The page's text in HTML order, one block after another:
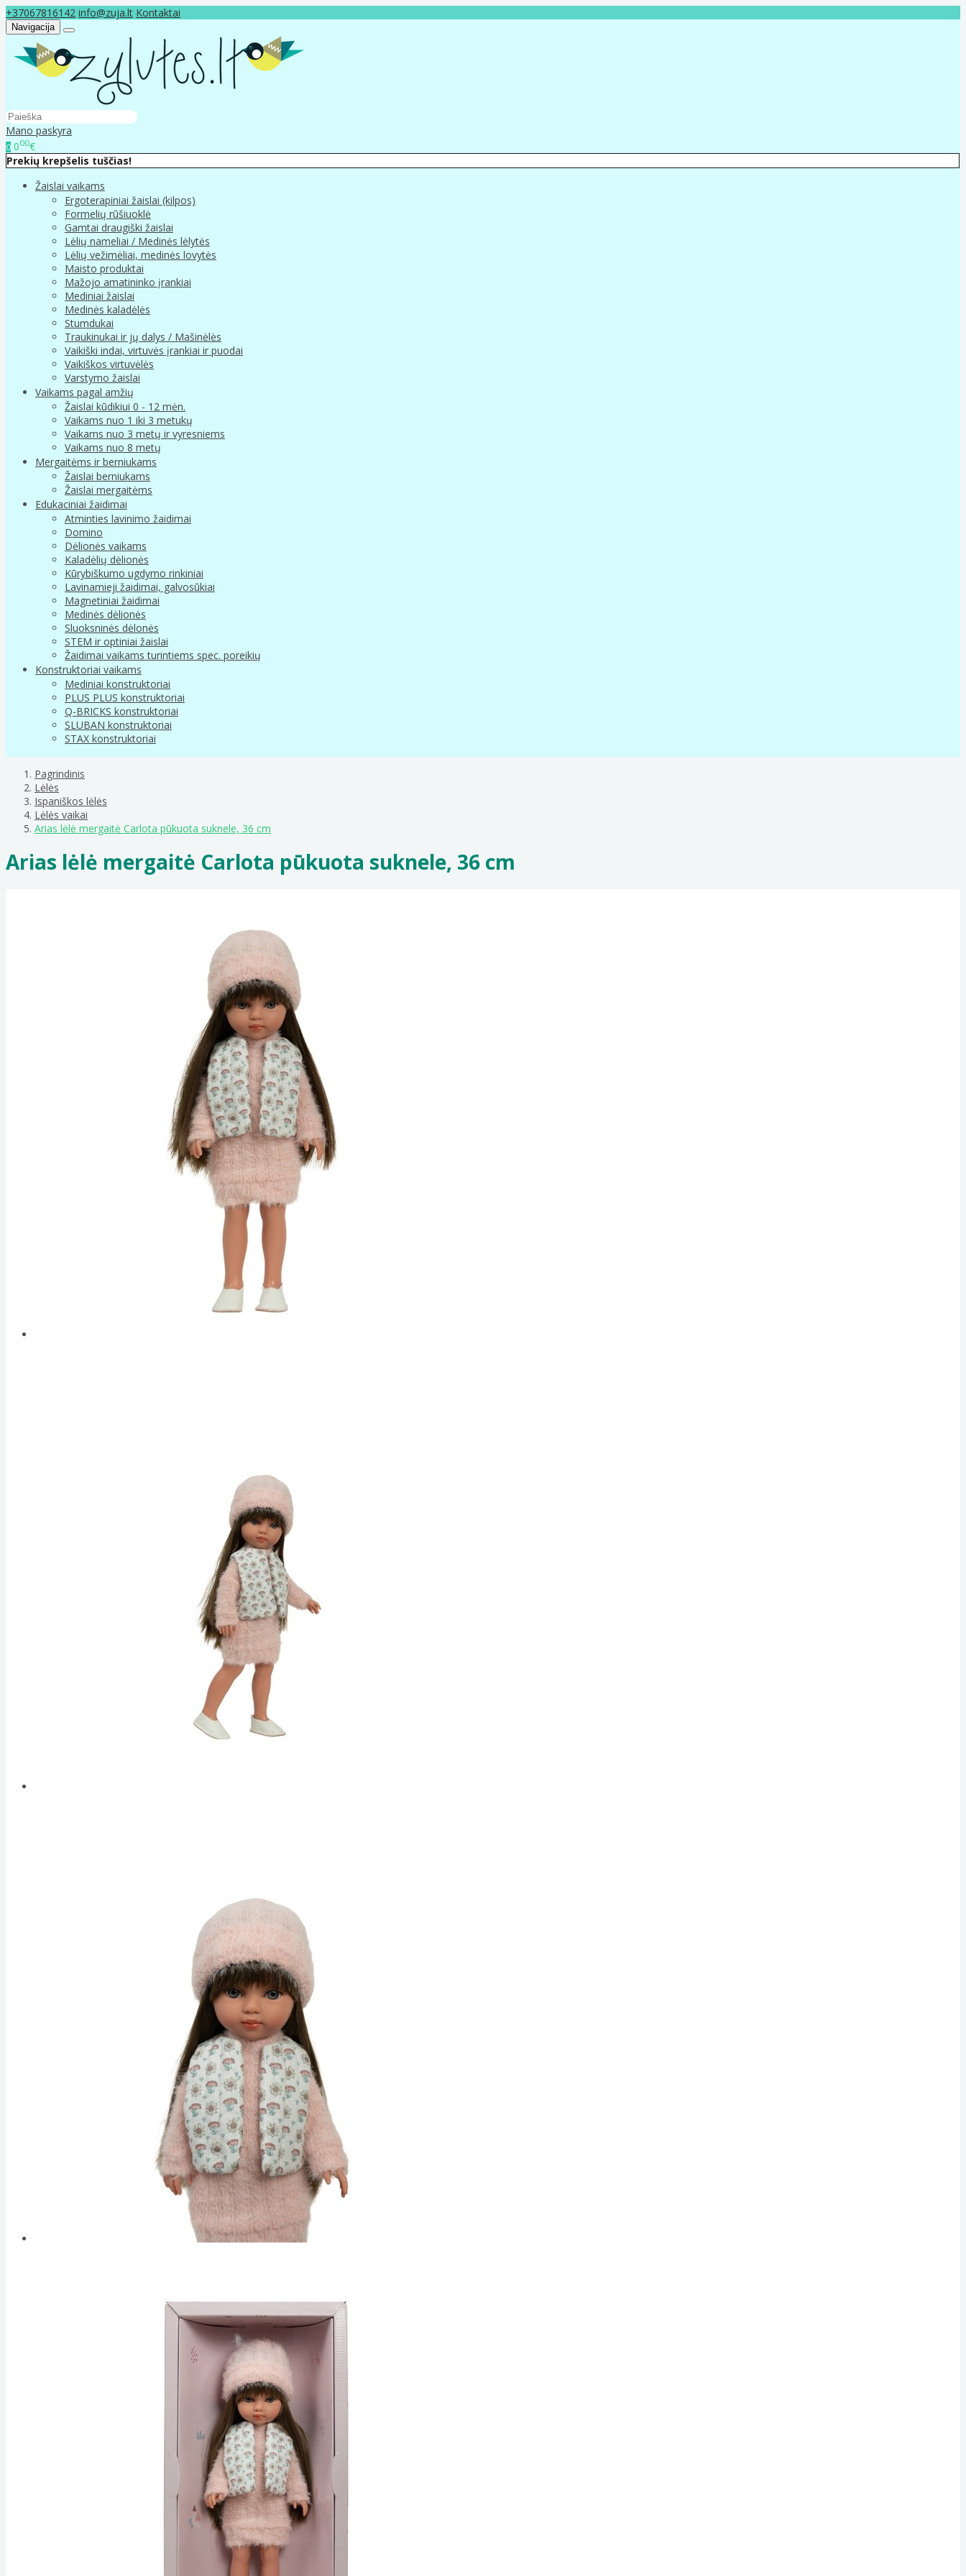
+37067816142 info@zuja.lt Kontaktai
Navigacija
Mano paskyra
0 000€
Prekių krepšelis tuščias!
Žaislai vaikams
Ergoterapiniai žaislai (kilpos)
Formelių rūšiuoklė
Gamtai draugiški žaislai
Lėlių nameliai / Medinės lėlytės
Lėlių vežimėliai, medinės lovytės
Maisto produktai
Mažojo amatininko įrankiai
Mediniai žaislai
Medinės kaladėlės
Stumdukai
Traukinukai ir jų dalys / Mašinėlės
Vaikiški indai, virtuvės įrankiai ir puodai
Vaikiškos virtuvėlės
Varstymo žaislai
Vaikams pagal amžių
Žaislai kūdikiui 0 - 12 mėn.
Vaikams nuo 1 iki 3 metukų
Vaikams nuo 3 metų ir vyresniems
Vaikams nuo 8 metų
Mergaitėms ir berniukams
Žaislai berniukams
Žaislai mergaitėms
Edukaciniai žaidimai
Atminties lavinimo žaidimai
Domino
Dėlionės vaikams
Kaladėlių dėlionės
Kūrybiškumo ugdymo rinkiniai
Lavinamieji žaidimai, galvosūkiai
Magnetiniai žaidimai
Medinės dėlionės
Sluoksninės dėlonės
STEM ir optiniai žaislai
Žaidimai vaikams turintiems spec. poreikių
Konstruktoriai vaikams
Mediniai konstruktoriai
PLUS PLUS konstruktoriai
Q-BRICKS konstruktoriai
SLUBAN konstruktoriai
STAX konstruktoriai
Pagrindinis
Lėlės
Ispaniškos lėlės
Lėlės vaikai
Arias lėlė mergaitė Carlota pūkuota suknele, 36 cm
Arias lėlė mergaitė Carlota pūkuota suknele, 36 cm